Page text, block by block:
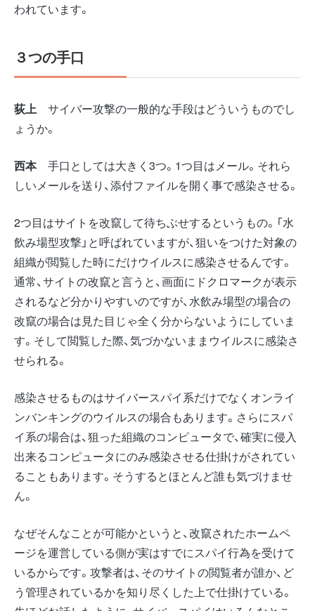
われています。
３つの手口
荻上 サイバー攻撃の一般的な手段はどういうものでし
ょうか。
西本手口としては大きく3つ。1つ目はメール。それら
しいメールを送り、添付ファイルを開く事で感染させる。
2つ目はサイトを改竄して待ちぶせするというもの。「水
飲み場型攻撃」と呼ばれていますが、狙いをつけた対象の
組織が閲覧した時にだけウイルスに感染させるんです。
通常、サイトの改竄と言うと、画面にドクロマークが表示
されるなど分かりやすいのですが、水飲み場型の場合の
改竄の場合は見た目じゃ全く分からないようにしていま
す。そして閲覧した際、気づかないままウイルスに感染さ
せられる。
感染させるものはサイバースパイ系だけでなくオンライ
ンバンキングのウイルスの場合もあります。さらにスパ
イ系の場合は、狙った組織のコンピュータで、確実に侵入
出来るコンピュータにのみ感染させる仕掛けがされてい
ることもあります。そうするとほとんど誰も気づけませ
ん。
なぜそんなことが可能かというと、改竄されたホームペ
ージを運営している側が実はすでにスパイ行為を受けて
いるからです。攻撃者は、そのサイトの閲覧者が誰か、ど
う管理されているかを知り尽くした上で仕掛けている。